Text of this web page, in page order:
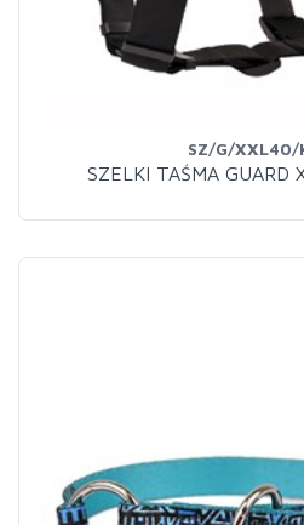
SZ/G/XXL40/
SZELKI TAŚMA GUARD